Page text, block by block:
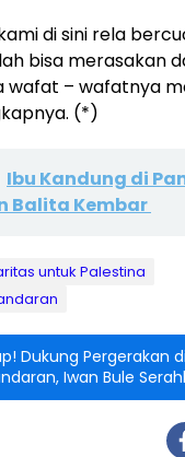
di sini rela
bisa merasakan
wafat – wafatnya
(*)
Ibu Kandung di
Balita Kembar
untuk Palestina
Dukung Pergerakan di
Iwan Bule